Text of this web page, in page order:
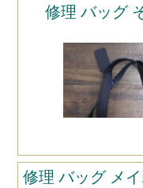
修理 バッグ
修理 バッグ メ